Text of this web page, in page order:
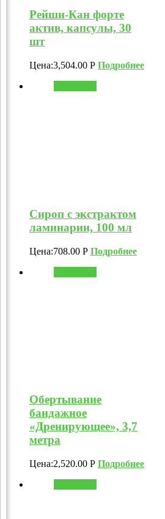
Рейши-Кан форте
актив, капсулы, 30
шт
Цена:3,504.00 Р Подробнее
Сироп с экстрактом
ламинарии, 100 мл
Цена:708.00 Р Подробнее
Обертывание
бандажное
«Дренирующее», 3,7
метра
Цена:2,520.00 Р Подробнее